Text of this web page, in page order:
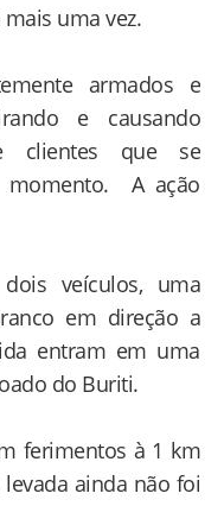
uma vez.
armados e
e causando
clientes que se
momento. A ação
veículos, uma
em direção a
entram em uma
do Buriti.
ferimentos à 1 km
ainda não foi